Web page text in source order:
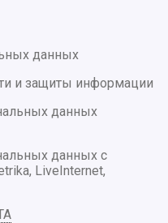
данных
и защиты информации
данных
данных с
LiveInternet,